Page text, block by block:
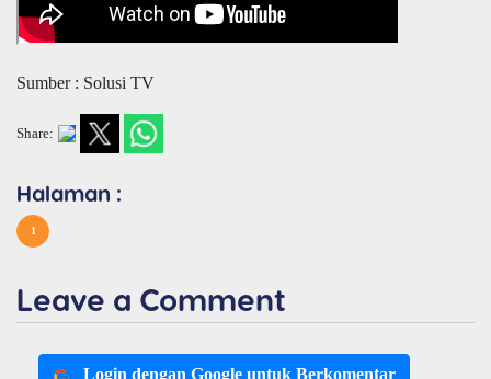
Sumber : Solusi TV
Share:
Halaman :
1
Leave a Comment
Login dengan Google untuk Berkomentar